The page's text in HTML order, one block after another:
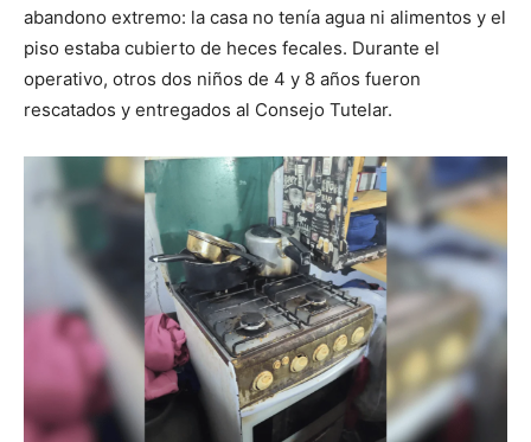
abandono extremo: la casa no tenía agua ni alimentos y el
piso estaba cubierto de heces fecales. Durante el
operativo, otros dos niños de 4 y 8 años fueron
rescatados y entregados al Consejo Tutelar.